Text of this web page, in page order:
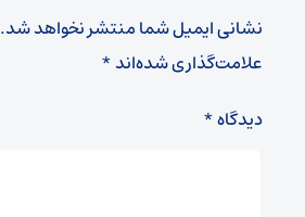
نشانی ایمیل شما منتشر نخواهد شد.
علامت‌گذاری شده‌اند*
دیدگاه*